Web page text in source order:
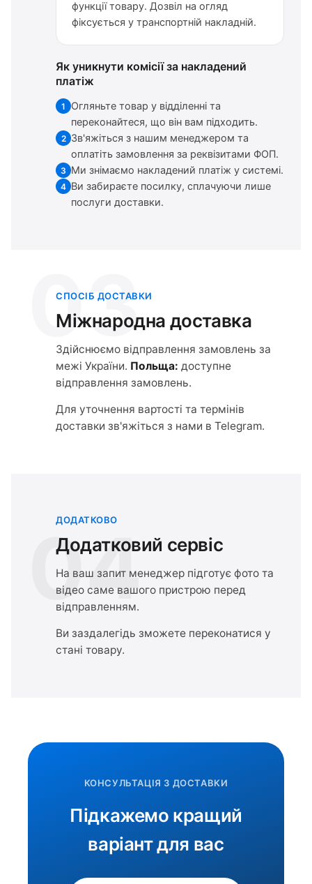
функції товару. Дозвіл на огляд
фіксується у транспортній накладній.
Як уникнути комісії за накладений
платіж
1
Огляньте товар у відділенні та
переконайтеся, що він вам підходить.
2 Зв'яжіться з нашим менеджером та
оплатіть замовлення за реквізитами ФОП.
3 Ми знімаємо накладений платіж у системі.
4 Ви забираєте посилку, сплачуючи лише
послуги доставки.
03
СПОСІБ ДОСТАВКИ
Міжнародна доставка
Здійснюємо відправлення замовлень за
межі України. Польща: доступне
відправлення замовлень.
Для уточнення вартості та термінів
доставки зв'яжіться з нами в Telegram.
04
ДОДАТКОВО
Додатковий сервіс
На ваш запит менеджер підготує фото та
відео саме вашого пристрою перед
відправленням.
Ви заздалегідь зможете переконатися у
стані товару.
КОНСУЛЬТАЦІЯ З ДОСТАВКИ
Підкажемо кращий
варіант для вас